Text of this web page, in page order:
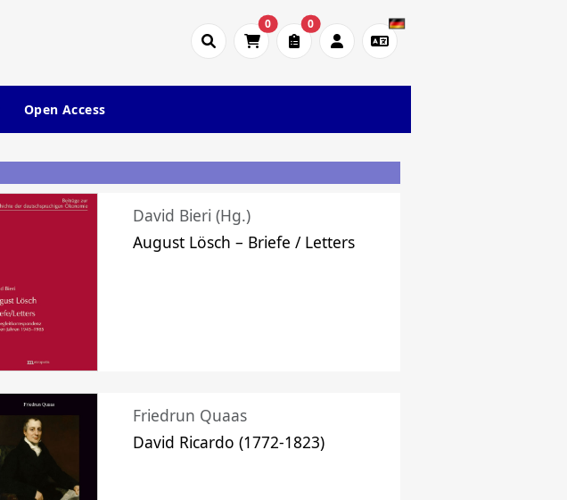
0 0
Open Access
David Bieri (Hg.)
August Lösch – Briefe / Letters
Friedrun Quaas
David Ricardo (1772-1823)